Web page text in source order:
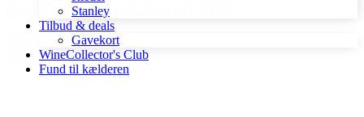
Stanley
Tilbud & deals
Gavekort
WineCollector's Club
Fund til kælderen
Castellare I Sodi di S. Niccolò 2012
599,00 kr.
Tilføj til kurv